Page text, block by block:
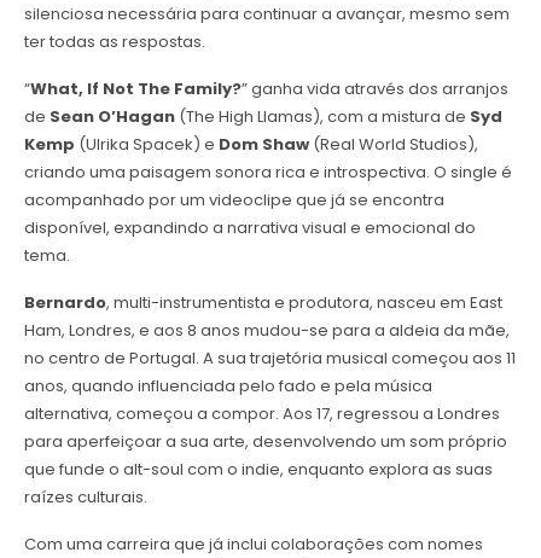
silenciosa necessária para continuar a avançar, mesmo sem
ter todas as respostas.
“What, If Not The Family?” ganha vida através dos arranjos
de Sean O’Hagan(The High Llamas), com a mistura de Syd
Kemp (Ulrika Spacek) e Dom Shaw(Real World Studios),
criando uma paisagem sonora rica e introspectiva. O single é
acompanhado por um videoclipe que já se encontra
disponível, expandindo a narrativa visual e emocional do
tema.
Bernardo, multi-instrumentista e produtora, nasceu em East
Ham, Londres, e aos 8 anos mudou-se para a aldeia da mãe,
no centro de Portugal. A sua trajetória musical começou aos 11
anos, quando influenciada pelo fado e pela música
alternativa, começou a compor. Aos 17, regressou a Londres
para aperfeiçoar a sua arte, desenvolvendo um som próprio
que funde o alt-soul com o indie, enquanto explora as suas
raízes culturais.
Com uma carreira que já inclui colaborações com nomes